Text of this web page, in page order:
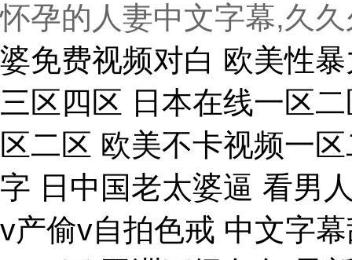
怀孕的人妻中文字幕,久